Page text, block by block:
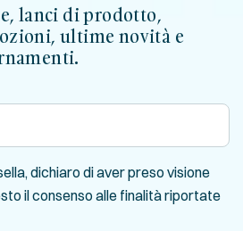
lanci di prodotto,
ultime novità e
dichiaro di aver preso visione
il consenso alle finalità riportate